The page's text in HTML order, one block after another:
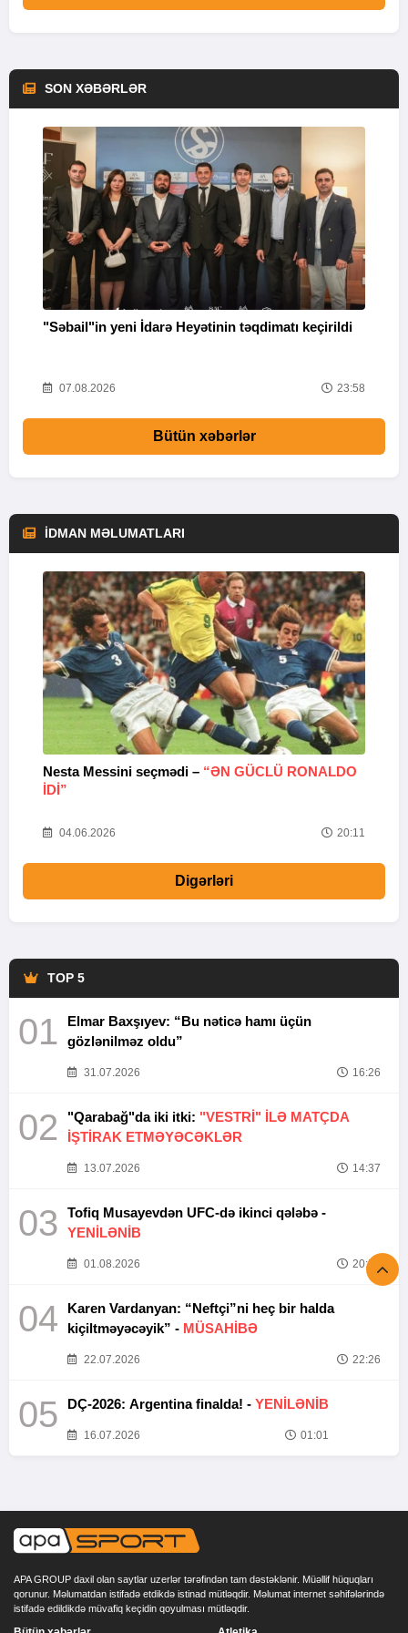
SON XƏBƏRLƏR
"Səbail"in yeni İdarə Heyətinin təqdimatı keçirildi
07.08.2026 23:58
Bütün xəbərlər
İDMAN MƏLUMATLARI
Nesta Messini seçmədi – “ƏN GÜCLÜ RONALDO
IDI”
04.06.2026 20:11
Digərləri
TOP 5
01
Elmar Baxşıyev: “Bu nəticə hamı üçün
gözlənilməz oldu”
31.07.2026 16:26
02 "Qarabağ"da iki itki: "VESTRİ" İLƏ MATÇDA
İŞTİRAK ETMƏYƏCƏKLƏR
13.07.2026 14:37
03
Tofiq Musayevdən UFC-də ikinci qələbə -
YENİLƏNİB
01.08.2026 20:52
04
Karen Vardanyan: “Neftçi”ni heç bir halda
kiçiltməyəcəyik” - MÜSAHİBƏ
22.07.2026 22:26
05 DÇ-2026: Argentina finalda! - YENİLƏNİB
16.07.2026 01:01
APA GROUP daxil olan saytlar uzerlər tərəfindən tam dəstəklənir. Müəllif hüquqları
qorunur. Məlumatdan istifadə etdikdə istinad mütləqdir. Məlumat internet səhifələrində
istifadə edildikdə müvafiq keçidin qoyulması mütləqdir.